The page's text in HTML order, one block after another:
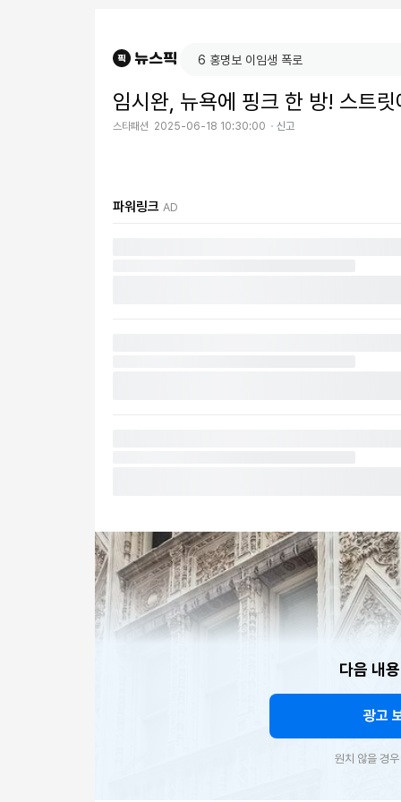
임시완, 뉴욕에 핑크 한 방! 스트
스타패션 2025-06-18 10:30:00 신고
파워링크 AD
다음 내
광고
원치 않을 경